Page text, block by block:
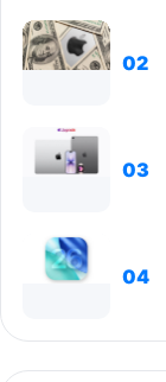
02
03
04